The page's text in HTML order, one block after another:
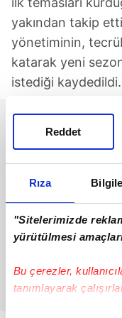
Rıza
"Sitelerimizde
yürütülmesi
Bu çerezler,
tanımlayarak
Reddet
yakından takip
yönetiminin,
katarak yeni
istediği kaydedildi.